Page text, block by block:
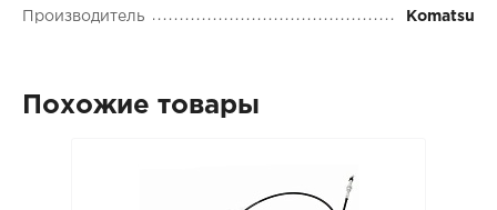
Производитель Komatsu
Похожие товары